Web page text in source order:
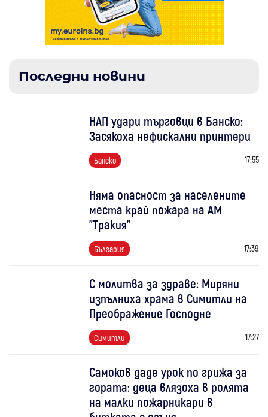
Последни новини
НАП удари търговци в Банско:
Засякоха нефискални принтери
Банско 17:55
Няма опасност за населените
места край пожара на АМ
"Тракия"
България 17:39
С молитва за здраве: Миряни
изпълниха храма в Симитли на
Преображение Господне
Симитли 17:27
Самоков даде урок по грижа за
гората: деца влязоха в ролята
на малки пожарникари в